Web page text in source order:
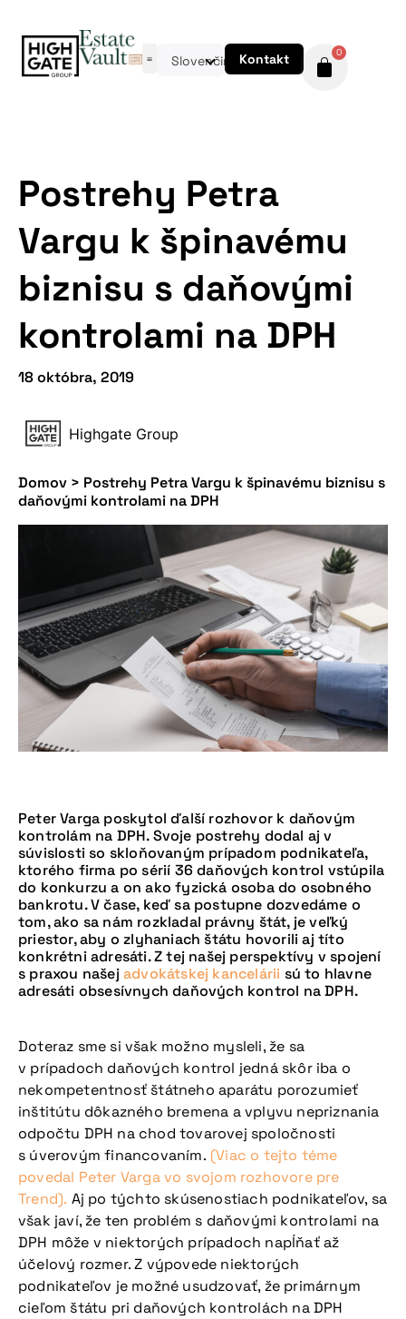
Slovenčina Kontakt 0
Postrehy Petra
Vargu k špinavému
biznisu s daňovými
kontrolami na DPH
18 októbra, 2019
Highgate Group
Domov > Postrehy Petra Vargu k špinavému biznisu s
daňovými kontrolami na DPH
Peter Varga poskytol ďalší rozhovor k daňovým
kontrolám na DPH. Svoje postrehy dodal aj v
súvislosti so skloňovaným prípadom podnikateľa,
ktorého firma po sérií 36 daňových kontrol vstúpila
do konkurzu a on ako fyzická osoba do osobného
bankrotu. V čase, keď sa postupne dozvedáme o
tom, ako sa nám rozkladal právny štát, je veľký
priestor, aby o zlyhaniach štátu hovorili aj títo
konkrétni adresáti. Z tej našej perspektívy v spojení
s praxou našejadvokátskej kancelárii sú to hlavne
adresáti obsesívnych daňových kontrol na DPH.
Doteraz sme si však možno mysleli, že sa
v prípadoch daňových kontrol jedná skôr iba o
nekompetentnosť štátneho aparátu porozumieť
inštitútu dôkazného bremena a vplyvu nepriznania
odpočtu DPH na chod tovarovej spoločnosti
s úverovým financovaním. (Viac o tejto téme
povedal Peter Varga vo svojom rozhovore pre
Trend). Aj po týchto skúsenostiach podnikateľov, sa
však javí, že ten problém s daňovými kontrolami na
DPH môže v niektorých prípadoch napĺňať až
účelový rozmer. Z výpovede niektorých
podnikateľov je možné usudzovať, že primárnym
cieľom štátu pri daňových kontrolách na DPH